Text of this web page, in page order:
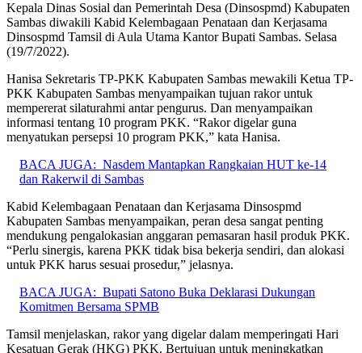
Kepala Dinas Sosial dan Pemerintah Desa (Dinsospmd) Kabupaten
Sambas diwakili Kabid Kelembagaan Penataan dan Kerjasama
Dinsospmd Tamsil di Aula Utama Kantor Bupati Sambas. Selasa
(19/7/2022).
Hanisa Sekretaris TP-PKK Kabupaten Sambas mewakili Ketua TP-
PKK Kabupaten Sambas menyampaikan tujuan rakor untuk
mempererat silaturahmi antar pengurus. Dan menyampaikan
informasi tentang 10 program PKK. “Rakor digelar guna
menyatukan persepsi 10 program PKK,” kata Hanisa.
BACA JUGA: Nasdem Mantapkan Rangkaian HUT ke-14
dan Rakerwil di Sambas
Kabid Kelembagaan Penataan dan Kerjasama Dinsospmd
Kabupaten Sambas menyampaikan, peran desa sangat penting
mendukung pengalokasian anggaran pemasaran hasil produk PKK.
“Perlu sinergis, karena PKK tidak bisa bekerja sendiri, dan alokasi
untuk PKK harus sesuai prosedur,” jelasnya.
BACA JUGA: Bupati Satono Buka Deklarasi Dukungan
Komitmen Bersama SPMB
Tamsil menjelaskan, rakor yang digelar dalam memperingati Hari
Kesatuan Gerak (HKG) PKK. Bertujuan untuk meningkatkan